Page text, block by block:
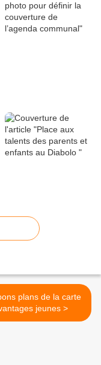
plans de la carte
avantages jeunes >